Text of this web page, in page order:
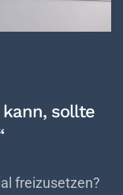
sollte
freizusetzen?